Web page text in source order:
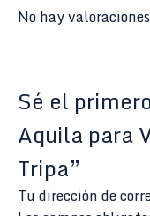
No hay
Sé el
Aquila para
Tripa”
Tu dirección de